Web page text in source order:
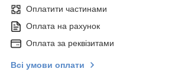
Оплатити частинами
Оплата на рахунок
Оплата за реквізитами
Всі умови оплати